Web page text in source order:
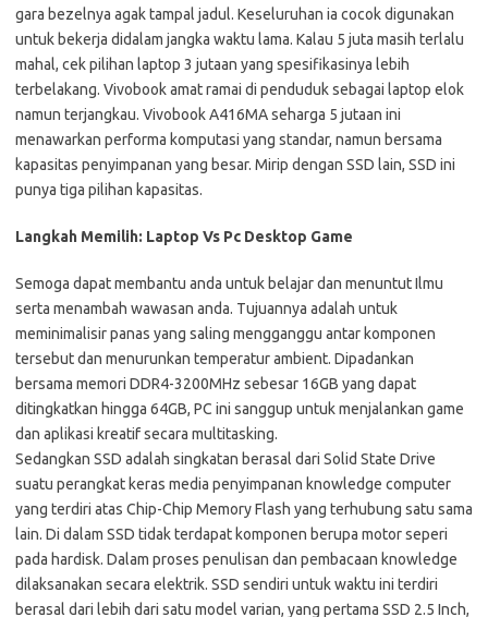
gara bezelnya agak tampal jadul. Keseluruhan ia cocok digunakan
untuk bekerja didalam jangka waktu lama. Kalau 5 juta masih terlalu
mahal, cek pilihan laptop 3 jutaan yang spesifikasinya lebih
terbelakang. Vivobook amat ramai di penduduk sebagai laptop elok
namun terjangkau. Vivobook A416MA seharga 5 jutaan ini
menawarkan performa komputasi yang standar, namun bersama
kapasitas penyimpanan yang besar. Mirip dengan SSD lain, SSD ini
punya tiga pilihan kapasitas.
Langkah Memilih: Laptop Vs Pc Desktop Game
Semoga dapat membantu anda untuk belajar dan menuntut Ilmu
serta menambah wawasan anda. Tujuannya adalah untuk
meminimalisir panas yang saling mengganggu antar komponen
tersebut dan menurunkan temperatur ambient. Dipadankan
bersama memori DDR4-3200MHz sebesar 16GB yang dapat
ditingkatkan hingga 64GB, PC ini sanggup untuk menjalankan game
dan aplikasi kreatif secara multitasking.
Sedangkan SSD adalah singkatan berasal dari Solid State Drive
suatu perangkat keras media penyimpanan knowledge computer
yang terdiri atas Chip-Chip Memory Flash yang terhubung satu sama
lain. Di dalam SSD tidak terdapat komponen berupa motor seperi
pada hardisk. Dalam proses penulisan dan pembacaan knowledge
dilaksanakan secara elektrik. SSD sendiri untuk waktu ini terdiri
berasal dari lebih dari satu model varian, yang pertama SSD 2.5 Inch,